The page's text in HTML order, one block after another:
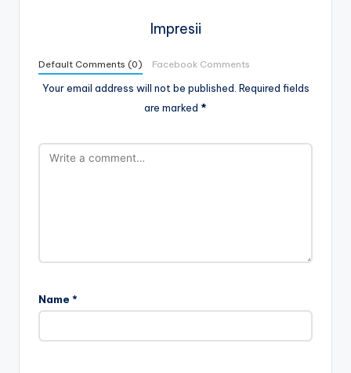
Impresii
Default Comments (0) Facebook Comments
Your email address will not be published. Required fields
are marked *
Name *